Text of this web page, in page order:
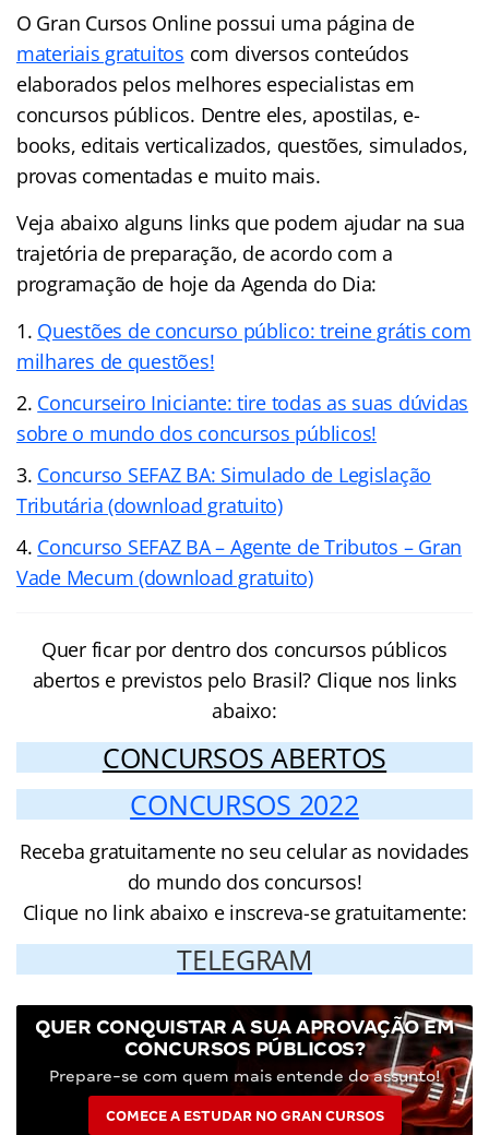
O Gran Cursos Online possui uma página de
materiais gratuitos com diversos conteúdos
elaborados pelos melhores especialistas em
concursos públicos. Dentre eles, apostilas, e-
books, editais verticalizados, questões, simulados,
provas comentadas e muito mais.
Veja abaixo alguns links que podem ajudar na sua
trajetória de preparação, de acordo com a
programação de hoje da Agenda do Dia:
Questões de concurso público: treine grátis com
milhares de questões!
Concurseiro Iniciante: tire todas as suas dúvidas
sobre o mundo dos concursos públicos!
Concurso SEFAZ BA: Simulado de Legislação
Tributária (download gratuito)
Concurso SEFAZ BA – Agente de Tributos – Gran
Vade Mecum (download gratuito)
Quer ficar por dentro dos concursos públicos
abertos e previstos pelo Brasil? Clique nos links
abaixo:
CONCURSOS ABERTOS
CONCURSOS 2022
Receba gratuitamente no seu celular as novidades
do mundo dos concursos!
Clique no link abaixo e inscreva-se gratuitamente:
TELEGRAM
QUER CONQUISTAR A SUA APROVAÇÃO EM
CONCURSOS PÚBLICOS?
Prepare-se com quem mais entende do assunto!
COMECE A ESTUDAR NO GRAN CURSOS